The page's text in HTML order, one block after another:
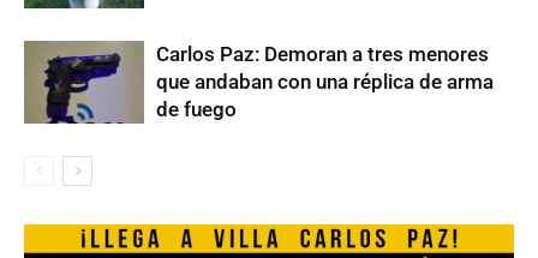
Carlos Paz: Demoran a tres menores
que andaban con una réplica de arma
de fuego